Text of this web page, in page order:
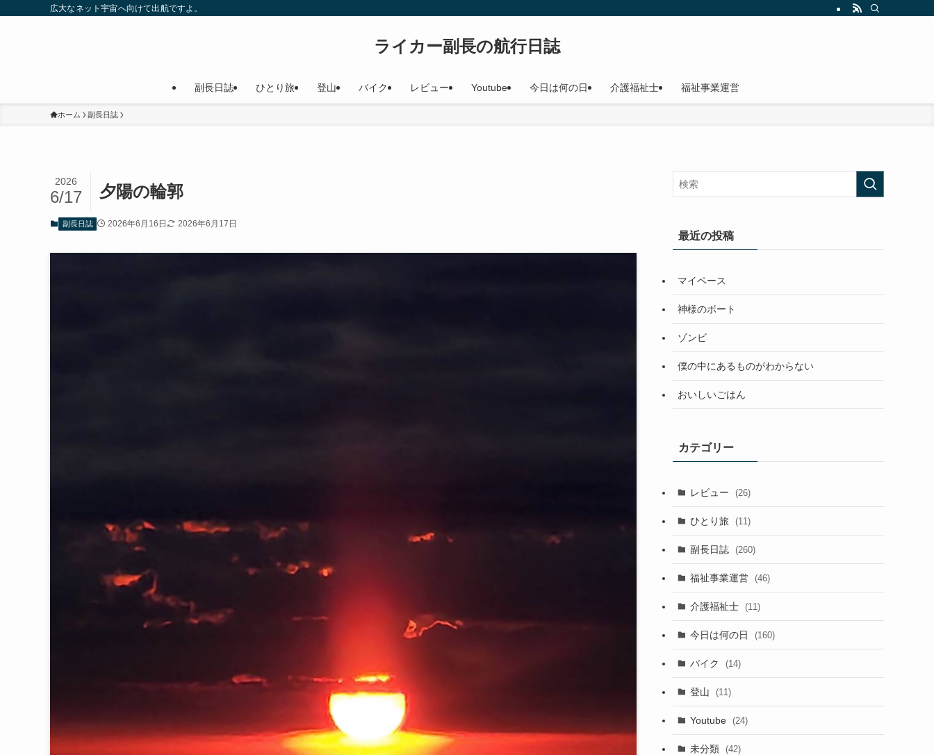
広大なネット宇宙へ向けて出航ですよ。
ライカー副長の航行日誌
副長日誌 ひとり旅 登山 バイク レビュー Youtube 今日は何の日 介護福祉士 福祉事業運営
ホーム 副長日誌
夕陽の輪郭
2026
6/17
副長日誌 2026年6月16日 2026年6月17日
最近の投稿
マイペース
神様のボート
ゾンビ
僕の中にあるものがわからない
おいしいごはん
カテゴリー
レビュー (26)
ひとり旅 (11)
副長日誌 (260)
福祉事業運営 (46)
介護福祉士 (11)
今日は何の日 (160)
バイク (14)
登山 (11)
Youtube (24)
未分類 (42)